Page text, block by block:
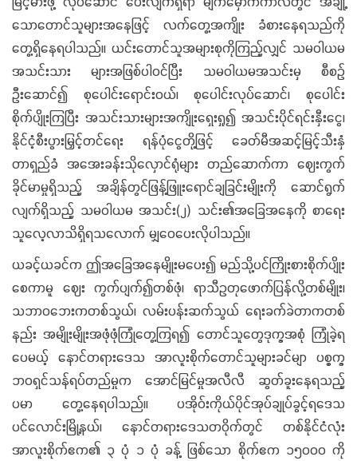
သောတောင်သူများအနေဖြင့် လက်တွေ့အကျိုး ခံစားနေရသည်ကို
တွေ့ရှိနေရပါသည်။ ယင်းတောင်သူအများစုကိုကြည့်လျှင် သမဝါယမ
အသင်းသား များအဖြစ်ပါဝင်ပြီး သမဝါယမအသင်းမှ စီစဉ်
ဦးဆောင်၍ စုပေါင်းရောင်းဝယ်၊ စုပေါင်းလုပ်ဆောင်၊ စုပေါင်း
စိုက်ပျိုးကြပြီး အသင်းသားများအကျိုးရှေးရှု၍ အသင်းပိုင်ရင်းနှီးငွေ၊
နိုင်ငံ့စီးပွားမြှင့်တင်ရေး ရန်ပုံငွေတို့ဖြင့် ခေတ်မီအဆင့်မြင့်သီးနှံ
တာရှည်ခံ အအေးခန်းသိုလှောင်ရုံများ တည်ဆောက်ကာ ဈေးကွက်
ခိုင်မာမှုရှိသည့် အချိန်တွင်ဖြန့်ဖြူးရောင်ချခြင်းမျိုးကို ဆောင်ရွက်
လျက်ရှိသည့် သမဝါယမ အသင်း(၂) သင်း၏အခြေအနေကို စာရေး
သူလေ့လာသိရှိရသလောက် မျှဝေပေးလိုပါသည်။
ယခင့်ယခင်က ဤအခြေအနေမျိုးမပေး၍ မည်သို့ပင်ကြိုးစားစိုက်ပျိုး
စေကာမူ ဈေး ကွက်ပျက်၍တစ်ဖုံ၊ ရာသီဥတုဖောက်ပြန်လို့တစ်မျိုး၊
သဘာဝဘေးကတစ်သွယ်၊ လမ်းပန်းဆက်သွယ် ရေးခက်ခဲတာကတစ်
နည်း အမျိုးမျိုးအဖုံဖုံကြုံတွေ့ကြရ၍ တောင်သူတွေဒုက္ခအစုံ ကြုံခဲ့ရ
ပေမယ့် နောင်တရားဒေသ အာလူးစိုက်တောင်သူများခင်မျာ ပစ္စက္ခ
ဘဝရှင်သန်ရပ်တည်မှုက အောင်မြင်မှုအလီလီ ဆွတ်ခူးနေရသည့်
ပမာ တွေ့နေရပါသည်။ ပအိုဝ်းကိုယ်ပိုင်အုပ်ချုပ်ခွင့်ရဒေသ
ပင်လောင်းမြို့နယ်၊ နောင်တရားဒေသတဝိုက်တွင် တစ်နိုင်ငံလုံး
အာလူးစိုက်ဧက၏ ၃ ပုံ ၁ ပုံ ခန့် ဖြစ်သော စိုက်ဧက ၁၅၀၀၀ ကို